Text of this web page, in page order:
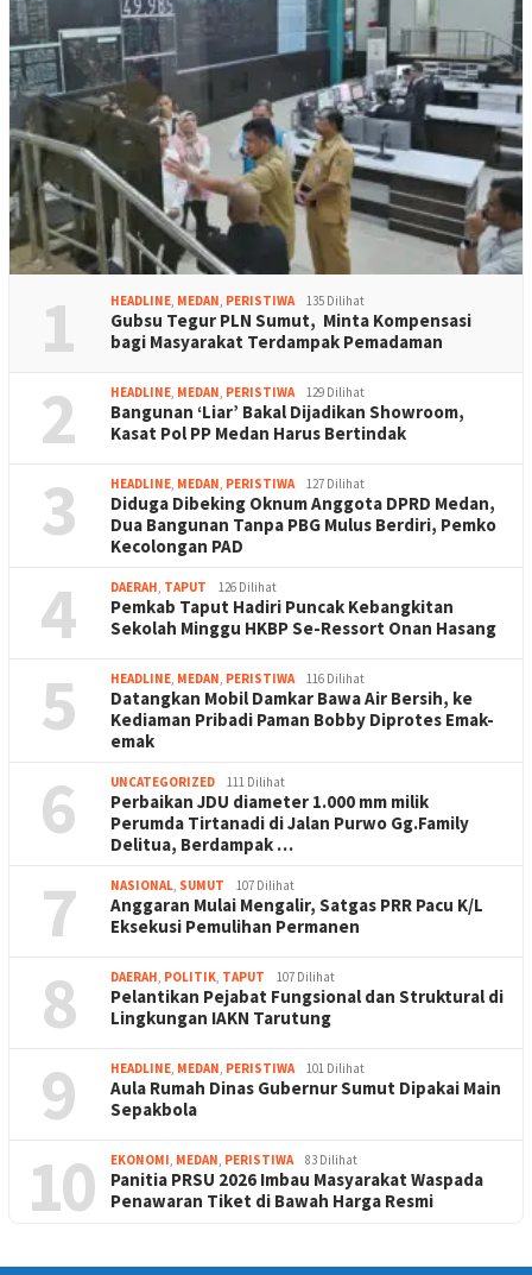
1 HEADLINE, MEDAN, PERISTIWA 135 Dilihat
Gubsu Tegur PLN Sumut, Minta Kompensasi
bagi Masyarakat Terdampak Pemadaman
2 HEADLINE, MEDAN, PERISTIWA 129 Dilihat
Bangunan ‘Liar’ Bakal Dijadikan Showroom,
Kasat Pol PP Medan Harus Bertindak
3 HEADLINE, MEDAN, PERISTIWA 127 Dilihat
Diduga Dibeking Oknum Anggota DPRD Medan,
Dua Bangunan Tanpa PBG Mulus Berdiri, Pemko
Kecolongan PAD
4 DAERAH, TAPUT 126 Dilihat
Pemkab Taput Hadiri Puncak Kebangkitan
Sekolah Minggu HKBP Se-Ressort Onan Hasang
5 HEADLINE, MEDAN, PERISTIWA 116 Dilihat
Datangkan Mobil Damkar Bawa Air Bersih, ke
Kediaman Pribadi Paman Bobby Diprotes Emak-
emak
6 UNCATEGORIZED 111 Dilihat
Perbaikan JDU diameter 1.000 mm milik
Perumda Tirtanadi di Jalan Purwo Gg.Family
Delitua, Berdampak …
7 NASIONAL, SUMUT 107 Dilihat
Anggaran Mulai Mengalir, Satgas PRR Pacu K/L
Eksekusi Pemulihan Permanen
8 DAERAH, POLITIK, TAPUT 107 Dilihat
Pelantikan Pejabat Fungsional dan Struktural di
Lingkungan IAKN Tarutung
9 HEADLINE, MEDAN, PERISTIWA 101 Dilihat
Aula Rumah Dinas Gubernur Sumut Dipakai Main
Sepakbola
10 EKONOMI, MEDAN, PERISTIWA 83 Dilihat
Panitia PRSU 2026 Imbau Masyarakat Waspada
Penawaran Tiket di Bawah Harga Resmi